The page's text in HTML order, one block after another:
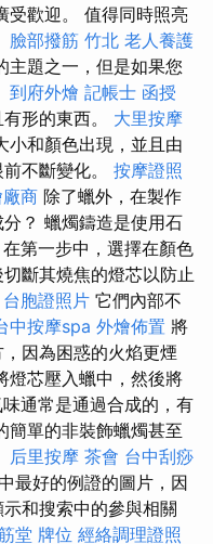
受歡迎。 值得同時照亮
臉部撥筋 竹北 老人養護
主題之一，但是如果您
到府外燴 記帳士 函授
形的東西。 大里按摩
小和顏色出現，並且由
不斷變化。 按摩證照
商 除了蠟外，在製作
？ 蠟燭鑄造是使用石
在第一步中，選擇在顏色
斷其燒焦的燈芯以防止
台胞證照片 它們內部不
中按摩spa 外燴佈置 將
因為困惑的火焰更煙
燈芯壓入蠟中，然後將
通常是通過合成的，有
簡單的非裝飾蠟燭甚至
后里按摩 茶會 台中刮痧
最好的例證的圖片，因
和搜索中的參與相關
堂 牌位 經絡調理證照